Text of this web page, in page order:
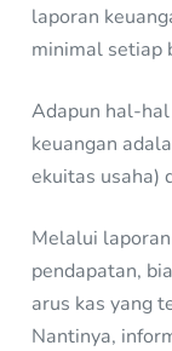
laporan
minimal setiap
Adapun hal-
keuangan
ekuitas usaha)
Melalui
pendapatan,
arus kas yang
Nantinya,